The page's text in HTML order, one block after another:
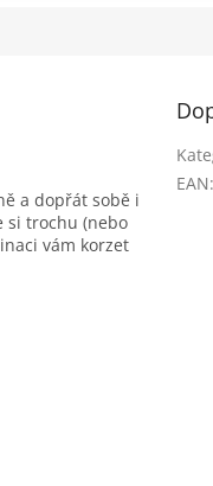
a dopřát sobě i
si trochu (nebo
vám korzet
EAN: